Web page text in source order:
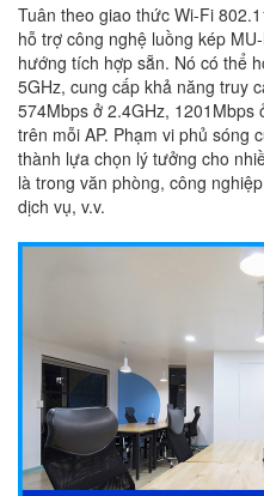
Tuân theo giao thức Wi-Fi
hỗ trợ công nghệ luồng kép
hướng tích hợp sẵn. Nó có thể
5GHz, cung cấp khả năng truy
574Mbps ở 2.4GHz, 1201Mbps
trên mỗi AP. Phạm vi phủ sóng
thành lựa chọn lý tưởng cho
là trong văn phòng, công
dịch vụ, v.v.